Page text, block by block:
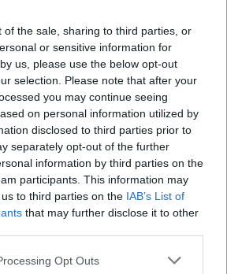
of the sale, sharing to third parties, or
or sensitive information for
us, please use the below opt-out
selection. Please note that after your
you may continue seeing
on personal information utilized by
disclosed to third parties prior to
separately opt-out of the further
information by third parties on the
participants. This information may
to third parties on the IAB’s List of
that may further disclose it to other
website/app uses one or more Google
Opt Outs
συνομίλησε με το
μαζί του.
ίδια ώρα με το προσωπικό
τελετή έπαρσης της Σημαίας